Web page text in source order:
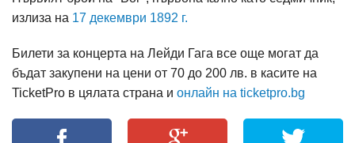
излиза на 17 декември 1892 г.
Билети за концерта на Лейди Гага все още могат да
бъдат закупени на цени от 70 до 200 лв. в касите на
TicketPro в цялата страна и онлайн на ticketpro.bg